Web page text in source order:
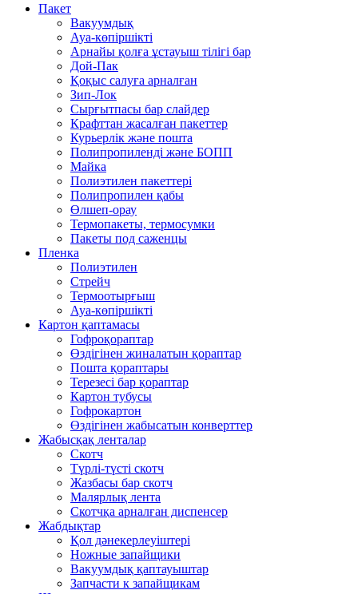
Пакет
Вакуумдық
Ауа-көпіршікті
Арнайы қолға ұстауыш тілігі бар
Дой-Пак
Қоқыс салуға арналған
Зип-Лок
Сырғытпасы бар слайдер
Крафттан жасалған пакеттер
Курьерлік және пошта
Полипропиленді және БОПП
Майка
Полиэтилен пакеттері
Полипропилен қабы
Өлшеп-орау
Термопакеты, термосумки
Пакеты под саженцы
Пленка
Полиэтилен
Стрейч
Термоотырғыш
Ауа-көпіршікті
Картон қаптамасы
Гофроқораптар
Өздігінен жиналатын қораптар
Пошта қораптары
Терезесі бар қораптар
Картон тубусы
Гофрокартон
Өздігінен жабысатын конверттер
Жабысқақ ленталар
Скотч
Түрлі-түсті скотч
Жазбасы бар скотч
Малярлық лента
Скотчқа арналған диспенсер
Жабдықтар
Қол дәнекерлеуіштері
Ножные запайщики
Вакуумдық қаптауыштар
Запчасти к запайщикам